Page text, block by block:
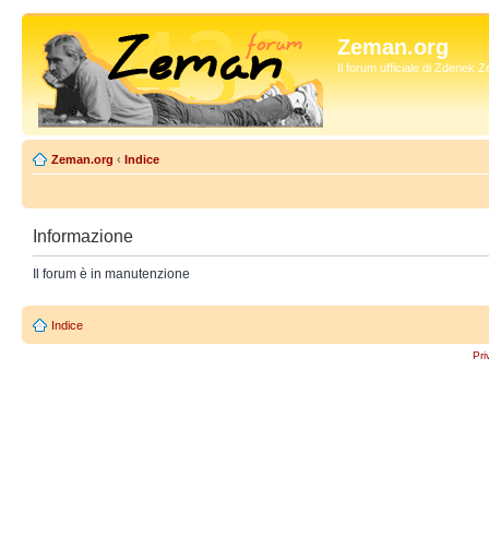
Zeman.org
Il forum ufficiale di Zdenek
Zeman.org ‹ Indice
Informazione
Il forum è in manutenzione
Indice